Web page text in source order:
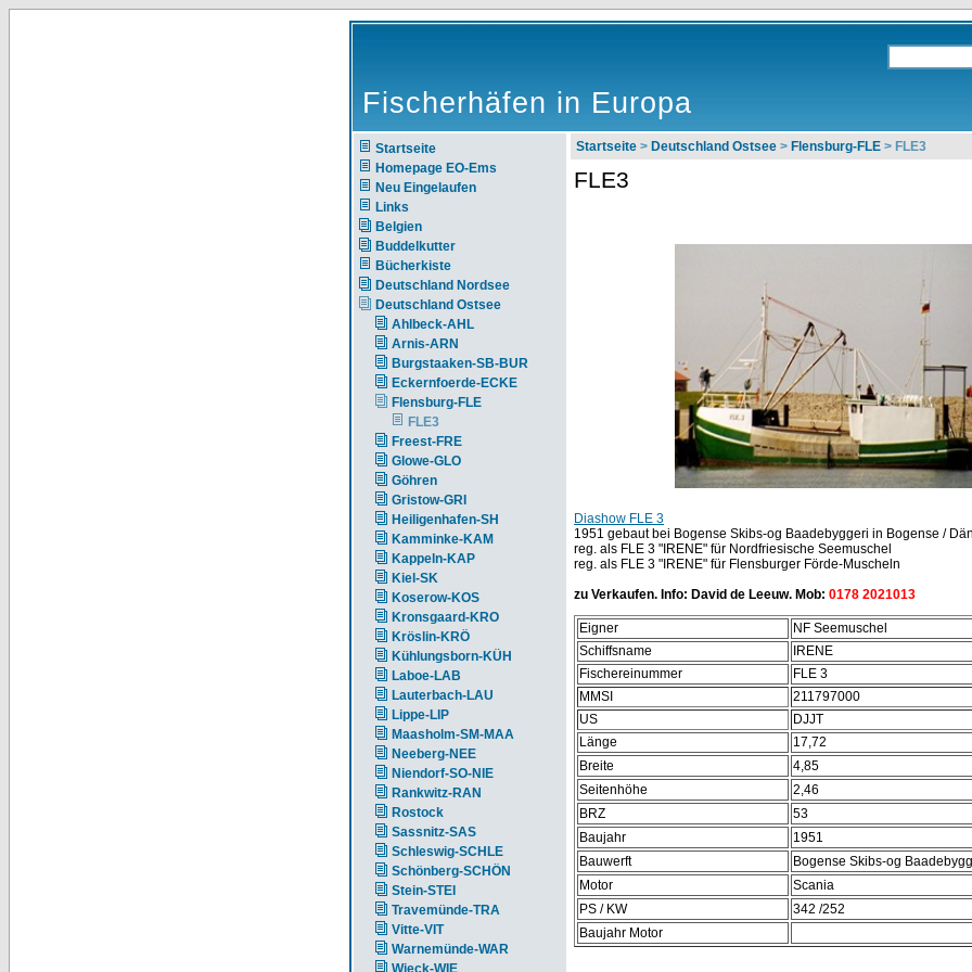
Fischerhäfen in Europa
Startseite
Homepage EO-Ems
Neu Eingelaufen
Links
Belgien
Buddelkutter
Bücherkiste
Deutschland Nordsee
Deutschland Ostsee
Ahlbeck-AHL
Arnis-ARN
Burgstaaken-SB-BUR
Eckernfoerde-ECKE
Flensburg-FLE
FLE3
Freest-FRE
Glowe-GLO
Göhren
Gristow-GRI
Heiligenhafen-SH
Kamminke-KAM
Kappeln-KAP
Kiel-SK
Koserow-KOS
Kronsgaard-KRO
Kröslin-KRÖ
Kühlungsborn-KÜH
Laboe-LAB
Lauterbach-LAU
Lippe-LIP
Maasholm-SM-MAA
Neeberg-NEE
Niendorf-SO-NIE
Rankwitz-RAN
Rostock
Sassnitz-SAS
Schleswig-SCHLE
Schönberg-SCHÖN
Stein-STEI
Travemünde-TRA
Vitte-VIT
Warnemünde-WAR
Wieck-WIE
Startseite > Deutschland Ostsee > Flensburg-FLE > FLE3
FLE3
Diashow FLE 3
1951 gebaut bei Bogense Skibs-og Baadebyggeri in Bogense /
reg. als FLE 3 "IRENE" für Nordfriesische Seemuschel
reg. als FLE 3 "IRENE" für Flensburger Förde-Muscheln
zu Verkaufen. Info: David de Leeuw. Mob: 0178 2021013
Eigner
NF Seemuschel
Schiffsname
IRENE
Fischereinummer
FLE 3
MMSI
211797000
US
DJJT
Länge
17,72
Breite
4,85
Seitenhöhe
2,46
BRZ
53
Baujahr
1951
Bauwerft
Bogense Skibs-og
Motor
Scania
PS / KW
342 /252
Baujahr Motor